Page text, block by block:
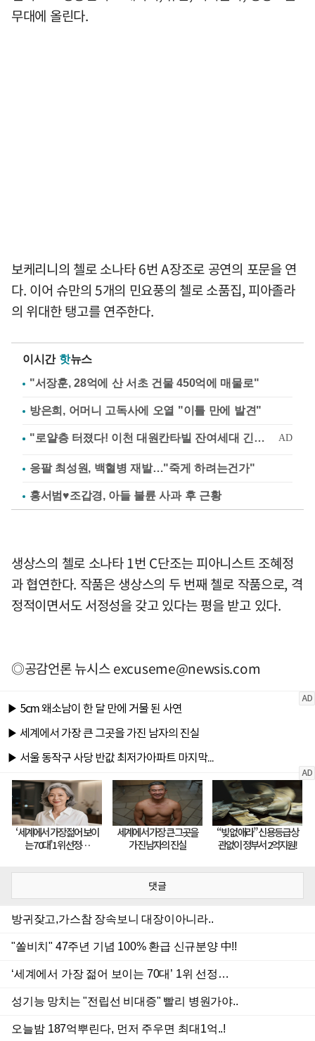
무대에 올린다.
보케리니의 첼로 소나타 6번 A장조로 공연의 포문을 연
다. 이어 슈만의 5개의 민요풍의 첼로 소품집, 피아졸라
의 위대한 탱고를 연주한다.
이시간 핫뉴스
"서장훈, 28억에 산 서초 건물 450억에 매물로"
방은희, 어머니 고독사에 오열 "이틀 만에 발견"
응팔 최성원, 백혈병 재발…"죽게 하려는건가"
홍서범♥조갑경, 아들 불륜 사과 후 근황
생상스의 첼로 소나타 1번 C단조는 피아니스트 조혜정
과 협연한다. 작품은 생상스의 두 번째 첼로 작품으로, 격
정적이면서도 서정성을 갖고 있다는 평을 받고 있다.
◎공감언론 뉴시스excuseme@newsis.com
댓글